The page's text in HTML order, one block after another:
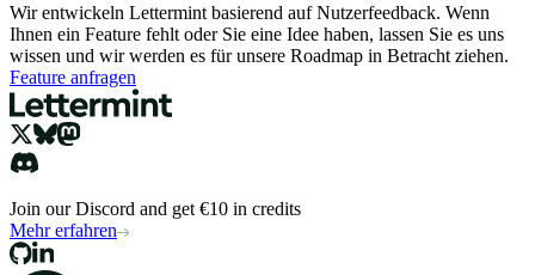
Wir entwickeln Lettermint basierend auf Nutzerfeedback. Wenn
Ihnen ein Feature fehlt oder Sie eine Idee haben, lassen Sie es uns
wissen und wir werden es für unsere Roadmap in Betracht ziehen.
Feature anfragen
Join our Discord and get €10 in credits
Mehr erfahren